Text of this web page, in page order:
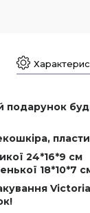
24*16*9 см
18*10*7